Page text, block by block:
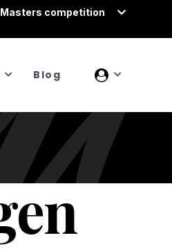
Masters competition
Blog